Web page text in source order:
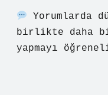
Yorumlarda
birlikte daha
yapmayı